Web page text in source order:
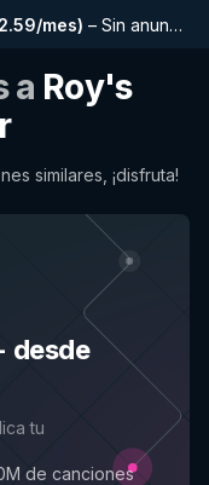
mes) – Sin anuncios, listas más largas, historial completo y acceso anticipado a nuevas funciones
a Roy's
similares, ¡disfruta!
desde
tu
de canciones